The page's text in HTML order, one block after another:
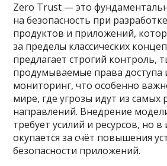
Zero Trust — это
на безопасность при
продуктов и приложений,
за пределы классических
предлагает строгий контроль,
продумываемые права доступа
мониторинг, что особенно
мире, где угрозы идут из самых
направлений. Внедрение
требует усилий и ресурсов, но в
окупается за счёт повышения
безопасности приложений.